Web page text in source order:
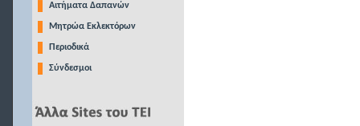
Αιτήματα Δαπανών
Μητρώα Εκλεκτόρων
Περιοδικά
Σύνδεσμοι